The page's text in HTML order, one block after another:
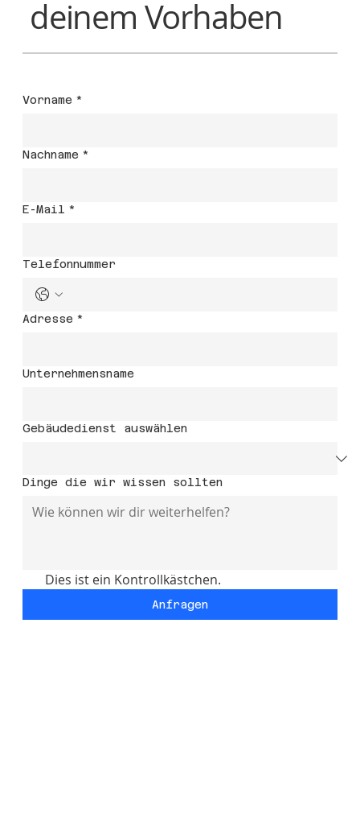
deinem Vorhaben
Vorname *
Nachname *
E-Mail *
Telefonnummer
Adresse *
Unternehmensname
Gebäudedienst auswählen
Dinge die wir wissen sollten
Dies ist ein Kontrollkästchen.
Anfragen